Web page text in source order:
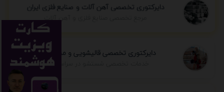
دایرکتوری تخصصی آهن آلات و صنایع فلزی ایران
مرجع تخصصی صنایع فلزی و آهن آلات
دایرکتوری تخصصی قالیشویی و مبل شویی
خدمات تخصصی شستشو در سراسر ایران